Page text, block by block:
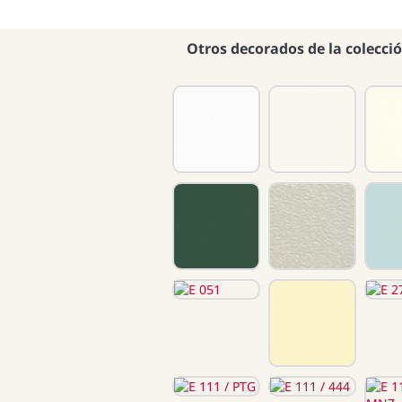
Otros decorados de la